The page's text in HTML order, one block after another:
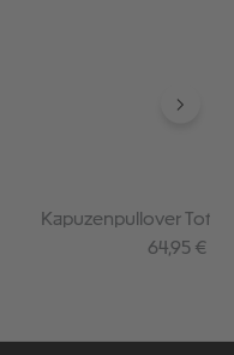
Kapuzenpullover
Regulärer
64,95 €